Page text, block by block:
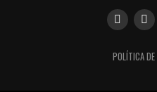
POLÍTICA